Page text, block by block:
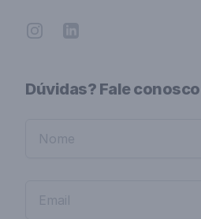
InstagramLinkedin
Dúvidas? Fale conosco